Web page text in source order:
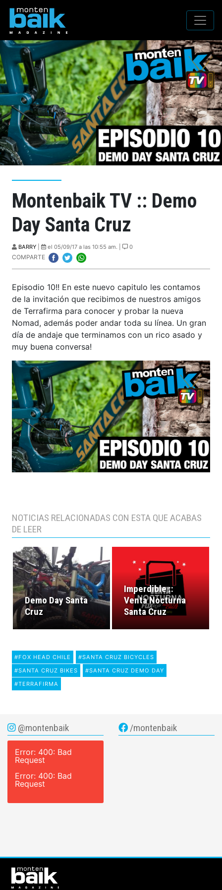
Montenbaik TV :: Demo
Day Santa Cruz
BARRY el 05/09/17 a las 10:55 am. | 0
COMPARTE
Episodio 10!! En este nuevo capitulo les contamos
de la invitación que recibimos de nuestros amigos
de Terrafirma para conocer y probar la nueva
Nomad, además poder andar toda su línea. Un gran
día de andaje que terminamos con un rico asado y
muy buena conversa!
NOTICIAS RELACIONADAS CON ESTA QUE ACABAS
DE LEER
Demo Day Santa
Cruz
Imperdible ::
Venta Nocturna
Santa Cruz
#FOX HEAD CHILE
#SANTA CRUZ BICYCLES
#SANTA CRUZ BIKES
#SANTA CRUZ DEMO DAY
#TERRAFIRMA
@montenbaik
Error: 400: Bad
Request
Error: 400: Bad
Request
/montenbaik